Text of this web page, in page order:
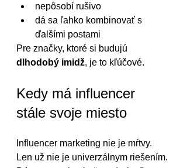
nepôsobí rušivo
dá sa ľahko kombinovať s
ďalšími postami
Pre značky, ktoré si budujú
dlhodobý imidž, je to kľúčové.
Kedy má influencer
stále svoje miesto
Influencer marketing nie je mŕtvy.
Len už nie je univerzálnym riešením.